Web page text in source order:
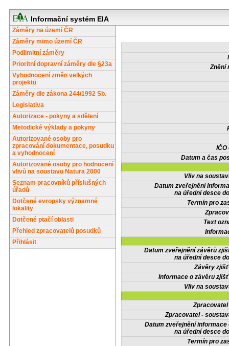
Informační systém EIA
Záměry na území ČR
Záměry mimo území ČR
Podlimitní záměry
Prioritní dopravní záměry dle §23a
Vyhodnocení změn velkých
projektů
Záměry dle zákona 244/1992 Sb.
Legislativa
Autorizace - pokyny a sdělení
Metodické výklady a pokyny
Autorizované osoby pro
zpracování dokumentace, posudku
a vyhodnocení
Autorizované osoby pro hodnocení
vlivů na soustavu Natura 2000
Seznam pracovníků příslušných
úřadů
Dotčené evropsky významné
lokality
Dotčené ptačí oblasti
Přehled zpracovatelů posudků
Přihlásit
Znění
IČO
Datum a čas
Vliv na
Datum zveřejnění
na úřední desce
Termín pro
Text
Datum zveřejnění závěrů
na úřední desce
Závěry
Informace o závěru
Vliv na
Zpracovatel -
Datum zveřejnění informace
na úřední desce
Termín pro